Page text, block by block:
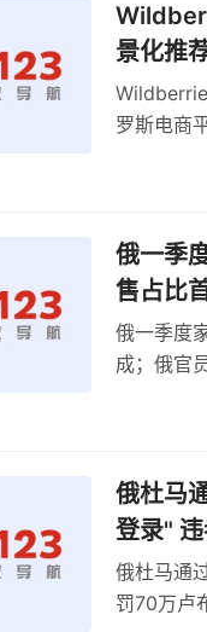
景化推
罗斯电商
俄一季
售占比
俄一季度
成；俄官
俄杜马
登录"
俄杜马通
罚70万卢